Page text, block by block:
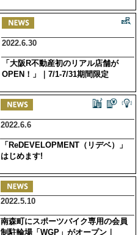
2022.6.30
「大阪R不動産初のリアル店舗が
OPEN！」｜7/1-7/31期間限定
2022.6.6
「ReDEVELOPMENT（リデベ）」
はじめます!
2022.5.10
南森町にスポーツバイク専用の会員
制駐輪場「WGP」がオープン｜